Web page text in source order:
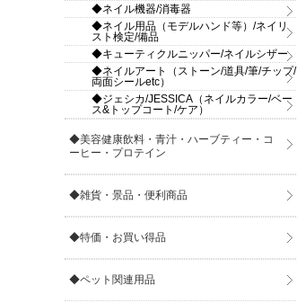
◆ネイル機器/消毒器
◆ネイル用品（モデルハンド等）/ネイリ
スト検定/備品
◆キューティクルニッパー/ネイルシザー
◆ネイルアート（ストーン/道具/筆/チップ/
両面シールetc）
◆ジェシカ/JESSICA（ネイルカラー/ベー
ス&トップコート/ケア）
◆美容健康飲料・青汁・ハーブティー・コ
ーヒー・プロテイン
◆雑貨・景品・便利商品
◆特価・お買い得品
◆ペット関連用品